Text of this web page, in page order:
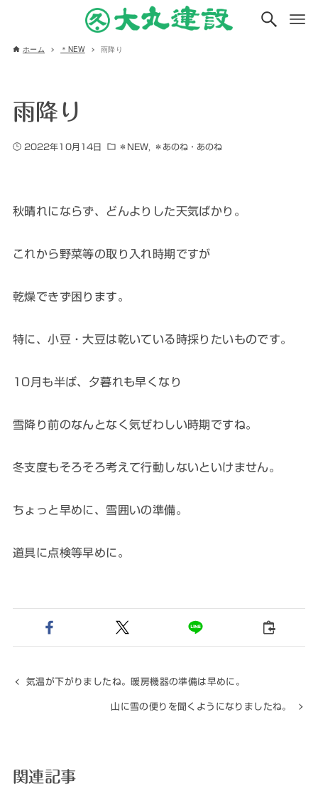
ホーム ＊NEW 雨降り
雨降り
2022年10月14日 ＊NEW ＊あのね・あのね
秋晴れにならず、どんよりした天気ばかり。
これから野菜等の取り入れ時期ですが
乾燥できず困ります。
特に、小豆・大豆は乾いている時採りたいものです。
10月も半ば、夕暮れも早くなり
雪降り前のなんとなく気ぜわしい時期ですね。
冬支度もそろそろ考えて行動しないといけません。
ちょっと早めに、雪囲いの準備。
道具に点検等早めに。
気温が下がりましたね。暖房機器の準備は早めに。
山に雪の便りを聞くようになりましたね。
関連記事